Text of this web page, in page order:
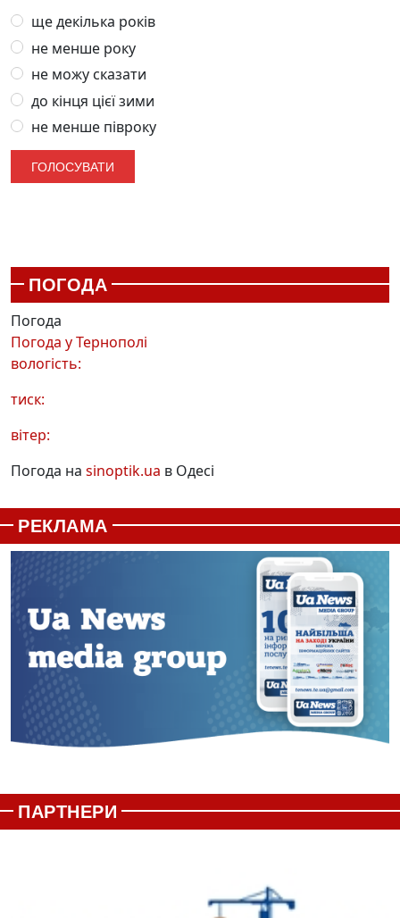
ще декілька років
не менше року
не можу сказати
до кінця цієї зими
не менше півроку
ПОГОДА
Погода
Погода уТернополі
вологість:
тиск:
вітер:
Погода на sinoptik.ua в Одесі
РЕКЛАМА
ПАРТНЕРИ